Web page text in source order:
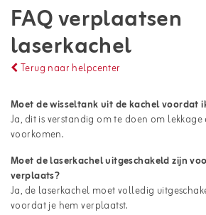
FAQ verplaatsen
laserkachel
Terug naar helpcenter
Moet de wisseltank uit de kachel voordat
Ja, dit is verstandig om te doen om
voorkomen.
Moet de laserkachel uitgeschakeld zijn
verplaats?
Ja, de laserkachel moet volledig
voordat je hem verplaatst.